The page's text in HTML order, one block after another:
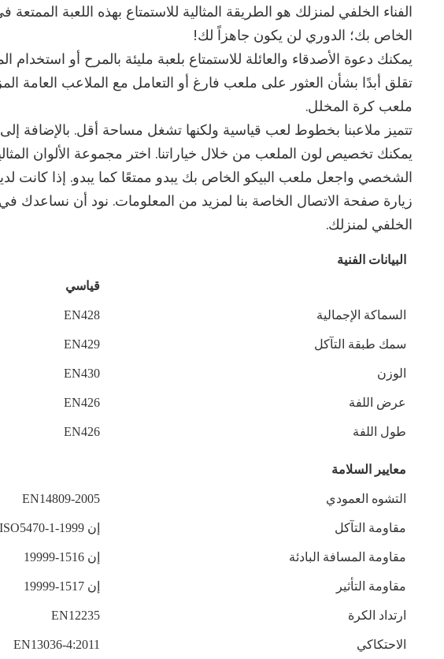
الفناء الخلفي لمنزلك هو الطريقة المثالية للاستمتاع بهذه اللعبة
الخاص بك؛ الدوري لن يكون جاهزاً لك!
يمكنك دعوة الأصدقاء والعائلة للاستمتاع بلعبة مليئة بالمرح أو
تقلق أبدًا بشأن العثور على ملعب فارغ أو التعامل مع الملاعب العامة
ملعب كرة المخلل.
يمكنك تخصيص لون الملعب من خلال خياراتنا. اختر مجموعة الألوان
الشخصي واجعل ملعب البيكو الخاص بك يبدو ممتعًا كما يبدو. إذا كانت
زيارة صفحة الاتصال الخاصة بنا لمزيد من المعلومات. نود أن نساعدك
الخلفي لمنزلك.
البيانات الفنية
قياسي
السماكة الإجمالية EN428
سمك طبقة التآكل EN429
الوزن EN430
عرض اللفة EN426
طول اللفة EN426
معايير السلامة
التشوه العمودي EN14809-2005
مقاومة التآكل إن ISO5470-1-1999
مقاومة المسافة البادئة إن 1516-19999
مقاومة التأثير إن 1517-19999
ارتداد الكرة EN12235
الاحتكاكي EN13036-4:2011